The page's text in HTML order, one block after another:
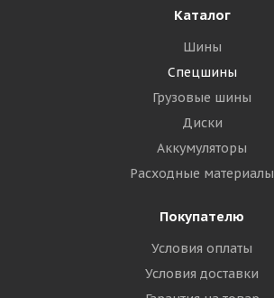
Подробнее
Armour 17,5-25 16PR L-3 TL КИТАЙ
Каталог
Шины
Спецшины
Грузовые шины
Диски
Аккумуляторы
Расходные материалы
Покупателю
Условия оплаты
Условия доставки